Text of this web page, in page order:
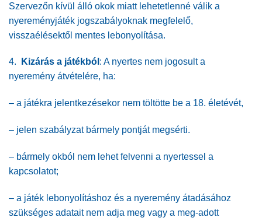
Szervezőn kívül álló okok miatt lehetetlenné válik a
nyereményjáték jogszabályoknak megfelelő,
visszaélésektől mentes lebonyolítása.
4. Kizárás a játékból : A nyertes nem jogosult a
nyeremény átvételére, ha:
– a játékra jelentkezésekor nem töltötte be a 18. életévét,
– jelen szabályzat bármely pontját megsérti.
– bármely okból nem lehet felvenni a nyertessel a
kapcsolatot;
– a játék lebonyolításhoz és a nyeremény átadásához
szükséges adatait nem adja meg vagy a meg-adott